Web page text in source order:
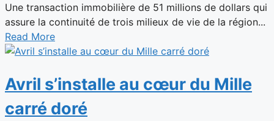
Une transaction immobilière de 51 millions de dollars qui
assure la continuité de trois milieux de vie de la région...
Read More
Avril s’installe au cœur du Mille
carré doré